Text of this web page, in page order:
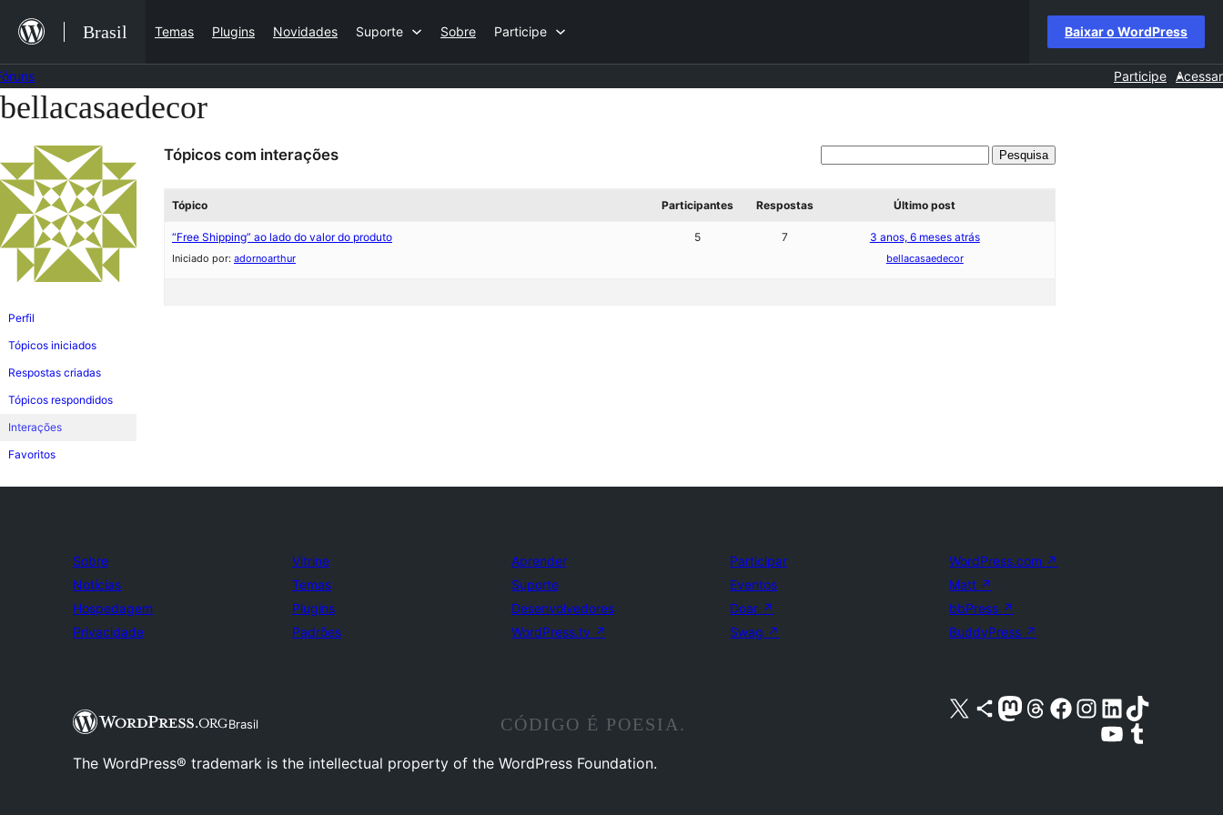
para
o
conteúdo
Brasil Temas Plugins Novidades Suporte Sobre Participe Baixar o WordPress
Participe Acessar
Pular
conteúdo
bellacasaedecor
Perfil
Tópicos iniciados
Respostas criadas
Tópicos respondidos
Interações
Favoritos
Tópicos com interações
Tópico Participantes Respostas Último post
“Free Shipping” ao lado do valor do produto
Iniciado por: adornoarthur
5 7 3 anos, 6 meses atrás
bellacasaedecor
Sobre
Notícias
Hospedagem
Privacidade
Vitrine
Temas
Plugins
Padrões
Aprender
Suporte
Desenvolvedores
WordPress.tv ↗
Participar
Eventos
Doar ↗
Swag ↗
WordPress.com ↗
Matt ↗
bbPress ↗
BuddyPress ↗
Brasil
Acessar nossa conta do X (antigo Twitter)
Acessar nossa conta do Bluesky
Acessar nossa conta do Mastodon
Acessar nossa conta do Threads
Acessar nossa página do Facebook
Acessar nossa conta do Instagram
Acessar nossa conta do LinkedIn
Acessar nossa conta do TikTok
Acessar nosso canal do YouTube
Acessar nossa conta no Tumblr
CÓDIGO É POESIA.
The WordPress® trademark is the intellectual property of the WordPress Foundation.